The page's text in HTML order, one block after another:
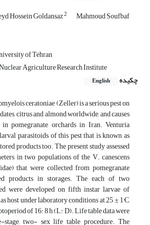
Hossein Goldansaz2 Mahmoud Soufbaf
of Tehran
Agriculture Research Institute
چکیده
English
ceratoniae (Zeller) is a serious pest on
citrus and almond worldwide, and causes
in pomegranate orchards in Iran. Venturia
parasitoids of this pest that is known as
products too. The present study assessed
in two populations of the V. canescens
that were collected from pomegranate
products in storages. The each of two
were developed on fifth instar larvae of
host under laboratory conditions at 25 ± 1°C,
of 16: 8 h (L: D). Life table data were
stage, two- sex life table procedure. The